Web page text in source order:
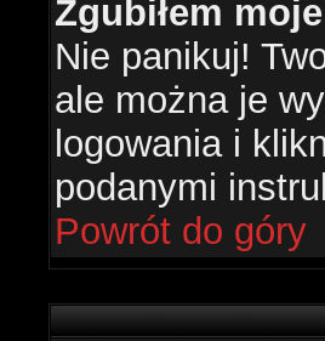
Zgubiłem
Nie panikuj!
ale można je
logowania i
podanymi
Powrót do góry